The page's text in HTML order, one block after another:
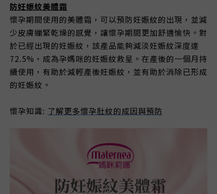
防妊娠紋美體霜
懷孕期間使用的美體霜，可以預防妊娠紋的出現，並減
少皮膚繃緊乾燥的感覺，讓懷孕期間更加舒適愉快。對
於已經出現的妊娠紋，該產品能夠減淡妊娠紋深度達
72.5%，成為孕媽咪的妊娠紋救星。在產後的一個月持
續使用，有助於減輕產後妊娠紋，並有助於消除已形成
的妊娠紋。
懷孕知識: 了解更多懷孕肚紋的成因與預防